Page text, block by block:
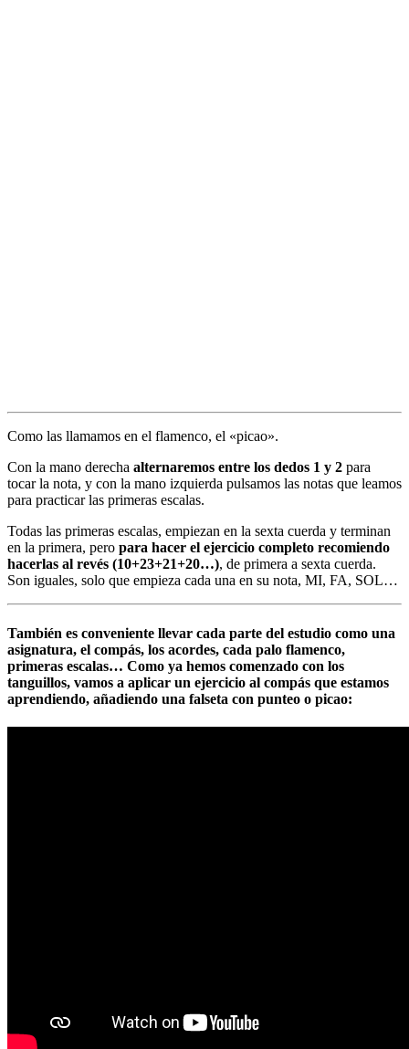
Como las llamamos en el flamenco, el «picao».
Con la mano derecha alternaremos entre los dedos 1 y 2 para
tocar la nota, y con la mano izquierda pulsamos las notas que leamos
para practicar las primeras escalas.
Todas las primeras escalas, empiezan en la sexta cuerda y terminan
en la primera, pero para hacer el ejercicio completo recomiendo
hacerlas al revés (10+23+21+20…), de primera a sexta cuerda.
Son iguales, solo que empieza cada una en su nota, MI, FA, SOL…
También es conveniente llevar cada parte del estudio como una
asignatura, el compás, los acordes, cada palo flamenco,
primeras escalas… Como ya hemos comenzado con los
tanguillos, vamos a aplicar un ejercicio al compás que estamos
aprendiendo, añadiendo una falseta con punteo o picao: